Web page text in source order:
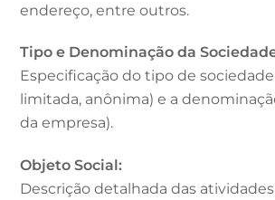
endereço, entre outros.
Tipo e Denominação da
Especificação do tipo de
limitada, anônima) e a
da empresa).
Objeto Social:
Descrição detalhada das